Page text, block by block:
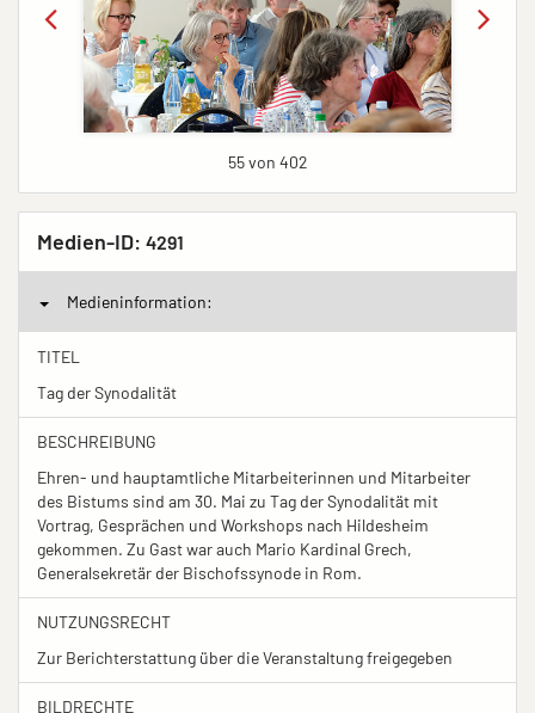
55 von 402
Medien-ID: 4291
Medieninformation:
TITEL
Tag der Synodalität
BESCHREIBUNG
Ehren- und hauptamtliche Mitarbeiterinnen und Mitarbeiter
des Bistums sind am 30. Mai zu Tag der Synodalität mit
Vortrag, Gesprächen und Workshops nach Hildesheim
gekommen. Zu Gast war auch Mario Kardinal Grech,
Generalsekretär der Bischofssynode in Rom.
NUTZUNGSRECHT
Zur Berichterstattung über die Veranstaltung freigegeben
BILDRECHTE